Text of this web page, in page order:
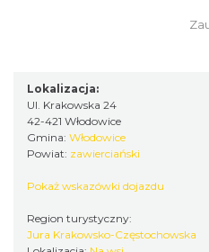
Lokalizacja:
Ul. Krakowska 24
42-421 Włodowice
Gmina: Włodowice
Powiat: zawierciański
Pokaż wskazówki dojazdu
Region turystyczny:
Jura Krakowsko-Częstochowska